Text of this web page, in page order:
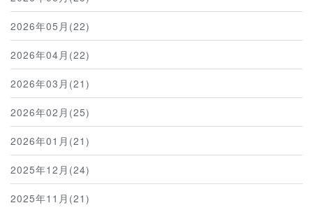
2026年05月(22)
2026年04月(22)
2026年03月(21)
2026年02月(25)
2026年01月(21)
2025年12月(24)
2025年11月(21)